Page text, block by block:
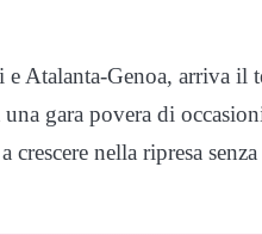
Atalanta-Genoa, arriva il
gara povera di
nella ripresa